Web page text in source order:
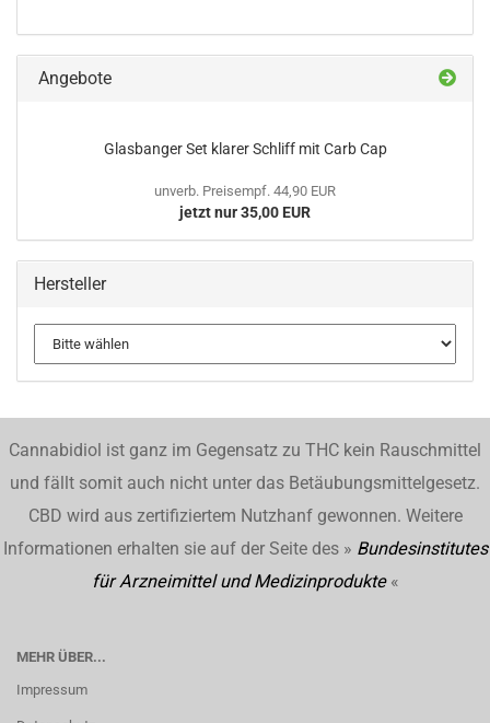
Angebote
Glasbanger Set klarer Schliff mit Carb Cap
unverb. Preisempf. 44,90 EUR
jetzt nur 35,00 EUR
Hersteller
Cannabidiol ist ganz im Gegensatz zu THC kein Rauschmittel
und fällt somit auch nicht unter das Betäubungsmittelgesetz.
CBD wird aus zertifiziertem Nutzhanf gewonnen. Weitere
Informationen erhalten sie auf der Seite des » Bundesinstitutes
für Arzneimittel und Medizinprodukte«
MEHR ÜBER...
Impressum